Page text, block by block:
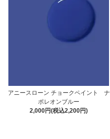
アニースローン チョークペイント ナ
ポレオンブルー
2,000円(税込2,200円)